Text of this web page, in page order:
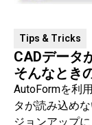
Tips & Tricks
CADデータ
そんなとき
AutoFormを利
タが読み込め
ジョンアップ